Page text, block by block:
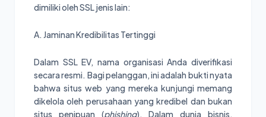
dimiliki oleh SSL jenis lain:
A. Jaminan Kredibilitas Tertinggi
Dalam SSL EV, nama organisasi Anda diverifikasi
secara resmi. Bagi pelanggan, ini adalah bukti nyata
bahwa situs web yang mereka kunjungi memang
dikelola oleh perusahaan yang kredibel dan bukan
situs penipuan (phishing). Dalam dunia bisnis,